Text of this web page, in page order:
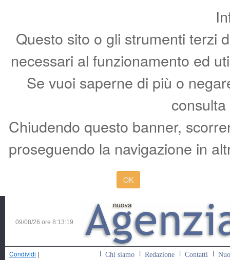
Questo sito o gli strumenti terzi
necessari al funzionamento ed
Se vuoi saperne di più o
Chiudendo questo banner,
proseguendo la navigazione in
OK
09/08/26 ore 8:13:20
Condividi | Chi siamo Redazione Contatti